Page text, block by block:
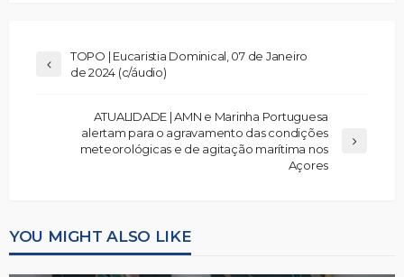
TOPO | Eucaristia Dominical, 07 de Janeiro
de 2024 (c/áudio)
ATUALIDADE | AMN e Marinha Portuguesa
alertam para o agravamento das condições
meteorológicas e de agitação marítima nos
Açores
YOU MIGHT ALSO LIKE